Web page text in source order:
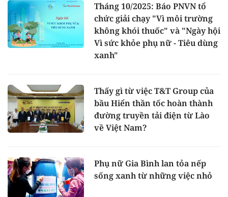
Tháng 10/2025: Báo PNVN tổ
chức giải chạy "Vì môi trường
không khói thuốc" và "Ngày hội
Vì sức khỏe phụ nữ - Tiêu dùng
xanh"
Thấy gì từ việc T&T Group của
bầu Hiển thần tốc hoàn thành
đường truyền tải điện từ Lào
về Việt Nam?
Phụ nữ Gia Bình lan tỏa nếp
sống xanh từ những việc nhỏ